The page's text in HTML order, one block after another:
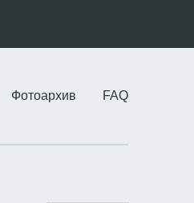
Фотоархив FAQ